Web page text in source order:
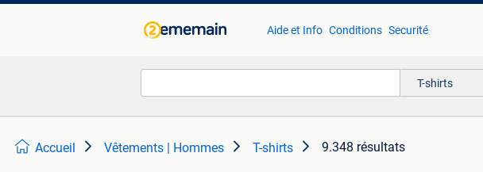
Aide et Info Conditions Securité
T-shirts
Accueil Vêtements | Hommes T-shirts 9.348 résultats